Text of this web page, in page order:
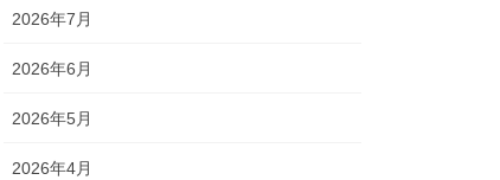
2026年7月
2026年6月
2026年5月
2026年4月